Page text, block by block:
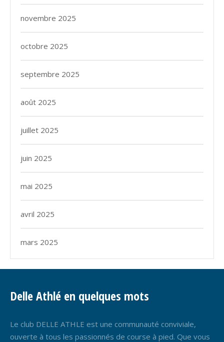
novembre 2025
octobre 2025
septembre 2025
août 2025
juillet 2025
juin 2025
mai 2025
avril 2025
mars 2025
Delle Athlé en quelques mots
Le club DELLE ATHLE est une communauté conviviale,
ouverte à tous les passionnés de course à pied. Que vous